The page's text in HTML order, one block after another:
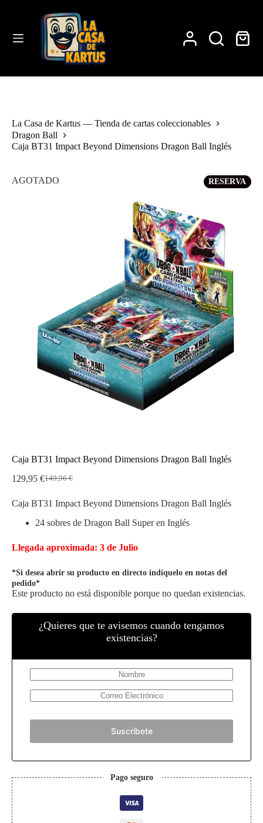
Carro
La Casa de Kartus — Tienda de cartas coleccionables
Dragon Ball
Caja BT31 Impact Beyond Dimensions Dragon Ball Inglés
AGOTADO RESERVA
Caja BT31 Impact Beyond Dimensions Dragon Ball Inglés
149,96€
El
original
149,96 €.
129,95 €El
actual
129,95 €.
Caja BT31 Impact Beyond Dimensions Dragon Ball Inglés
24 sobres de Dragon Ball Super en Inglés
Llegada aproximada: 3 de Julio
*Si desea abrir su producto en directo indíquelo en notas del
pedido*
Este producto no está disponible porque no quedan existencias.
¿Quieres que te avisemos cuando tengamos
existencias?
Suscríbete
Pago seguro